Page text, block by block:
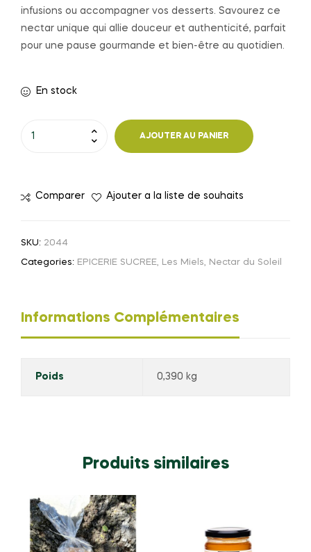
infusions ou accompagner vos desserts. Savourez ce
nectar unique qui allie douceur et authenticité, parfait
pour une pause gourmande et bien-être au quotidien.
En stock
TILLEUL
NECTAR
AJOUTER AU PANIER
Comparer Ajouter a la liste de souhaits
SKU: 2044
Categories: EPICERIE SUCREE, Les Miels, Nectar du Soleil
Informations Complémentaires
Poids 0,390 kg
Produits similaires